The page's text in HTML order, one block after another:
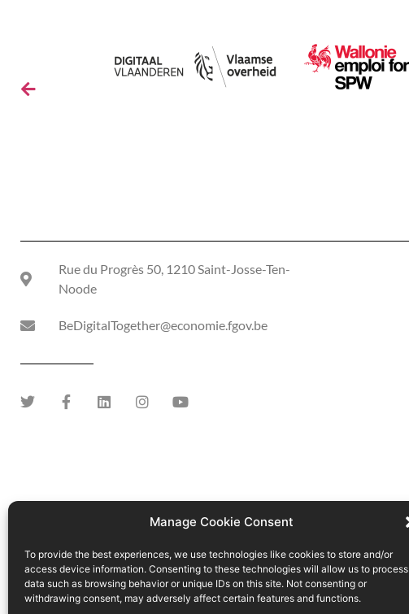
Manage Cookie Consent
To provide the best experiences, we use technologies like cookies to store and/or
access device information. Consenting to these technologies will allow us to process
data such as browsing behavior or unique IDs on this site. Not consenting or
withdrawing consent, may adversely affect certain features and functions.
Rue du Progrès 50, 1210 Saint-Josse-Ten-
Noode
BeDigitalTogether@economie.fgov.be